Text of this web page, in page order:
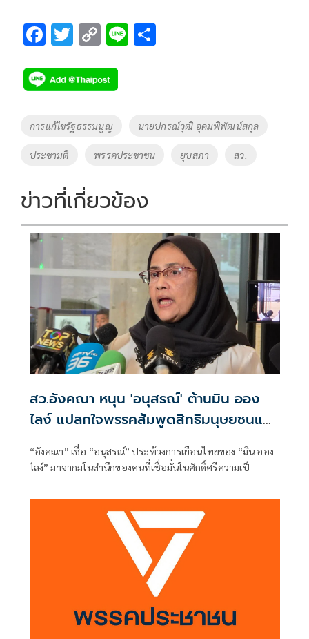
F
e
b
o
k
T
tt
er
C
p
y
Li
k
Li
Tags
การแก้ไขรัฐธรรมนูญ นายปกรณ์วุฒิ อุดมพิพัฒน์สกุล
ประชามติ พรรคประชาชน ยุบสภา สว.
ข่าวที่เกี่ยวข้อง
สว.อังคณา หนุน 'อนุสรณ์' ต้านมิน ออง
ไลง์ แปลกใจพรรคส้มพูดสิทธิมนุษยชนแต่
กลับเงียบ
“อังคณา” เชื่อ “อนุสรณ์” ประท้วงการเยือนไทยของ “มิน ออง
ไลง์” มาจากมโนสำนึกของคนที่เชื่อมั่นในศักดิ์ศรีความเป็